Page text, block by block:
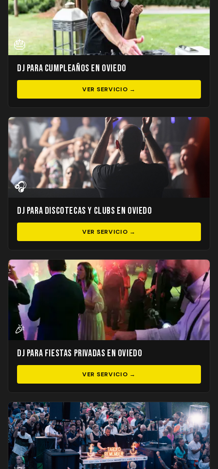
🎂
DJ para Cumpleaños en Oviedo
VER SERVICIO →
🎧
DJ para Discotecas y Clubs en Oviedo
VER SERVICIO →
🎉
DJ para Fiestas Privadas en Oviedo
VER SERVICIO →